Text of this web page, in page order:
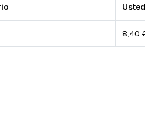
8,40